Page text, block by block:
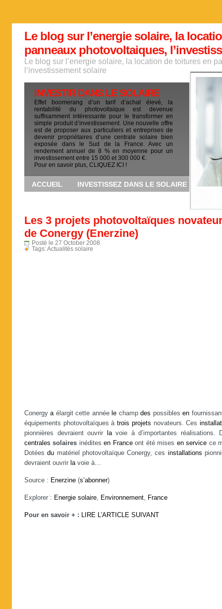
Le blog sur l’energie solaire, la
panneaux photovoltaiques,
Le blog sur l’energie solaire, la location de toitures en
l’investissement solaire
INVESTIR DANS LE SOLAIRE
Effet boomerang d’un tarif d’achat élevé, la
rentabilité du photovoltaïque est devenue
suffisamment intéressante pour le transformer en
simple produit d’investissement. Une nouvelle offre
est de proposer aux particuliers et entreprises de
devenir propriétaires d’une centrale solaire bien
exposée dans le Sud de la France. Avec un
rendement annuel de 8 % en moyenne pour un
investissement entre 15 000 et 300 000 €.
Pour en savoir plus, CLIQUEZ ICI !
ACCUEIL INVESTISSEZ DANS LE SOLAIRE
Les 3 projets photovoltaïques
de Conergy (Enerzine)
Posté le 27 October 2008
Tags:Actualités solaire
Conergyaélargit cette année le champdes possiblesen
équipements photovoltaïques àtrois projets novateurs. Ces
pionnières devraient ouvrir
lavoie à d’importantes réalisations.
centrales solaires inéditesen Franceont été mises en service ce
Dotéesdu matériel photovoltaïque Conergy, ces installations
devraient ouvrir lavoie à…
Source : Enerzine (s’abonner)
Explorer : Energie solaire, Environnement, France
Pour en savoir + : LIRE L’ARTICLE SUIVANT